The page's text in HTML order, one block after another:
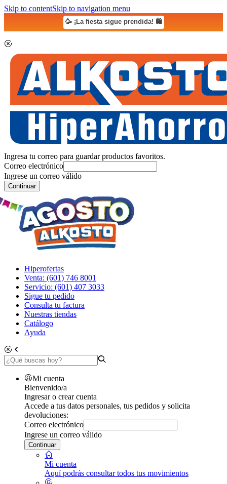
Skip to contentSkip to navigation menu
🥳 ¡La fiesta sigue prendida! 🛍️
Ingresa tu correo para guardar productos favoritos.
Correo electrónico
Ingrese un correo válido
Continuar
Hiperofertas
Venta: (601) 746 8001
Servicio: (601) 407 3033
Sigue tu pedido
Consulta tu factura
Nuestras tiendas
Catálogo
Ayuda
Mi cuenta
Bienvenido/a
Ingresar o crear cuenta
Accede a tus datos personales, tus pedidos y solicita
devoluciones:
Correo electrónico
Ingrese un correo válido
Continuar
Mi cuenta
Aquí podrás consultar todos tus movimientos